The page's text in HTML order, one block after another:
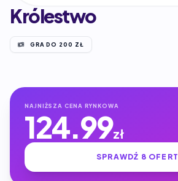
Królestwo
GRA DO 200 ZŁ
NAJNIŻSZA CENA RYNKOWA
124.99zł
SPRAWDŹ 8 OFERT